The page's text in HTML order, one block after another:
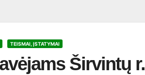
TEISMAI, ĮSTATYMAI
Širvintų r.